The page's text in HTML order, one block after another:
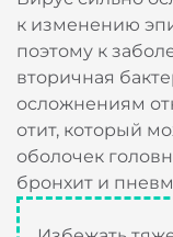
Вирус сильно
к изменению
поэтому к
вторичная
осложнениям
отит, который
оболочек
бронхит и